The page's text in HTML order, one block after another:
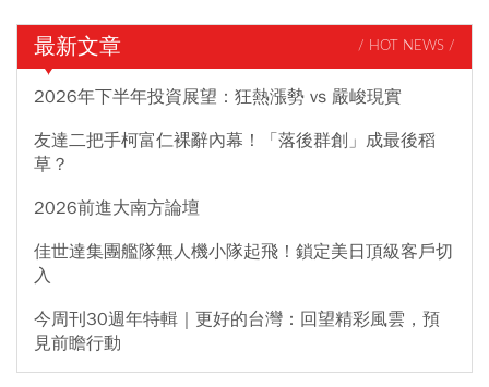
最新文章 / HOT NEWS /
2026年下半年投資展望：狂熱漲勢 vs 嚴峻現實
友達二把手柯富仁裸辭內幕！「落後群創」成最後稻
草？
2026前進大南方論壇
佳世達集團艦隊無人機小隊起飛！鎖定美日頂級客戶切
入
今周刊30週年特輯｜更好的台灣：回望精彩風雲，預
見前瞻行動